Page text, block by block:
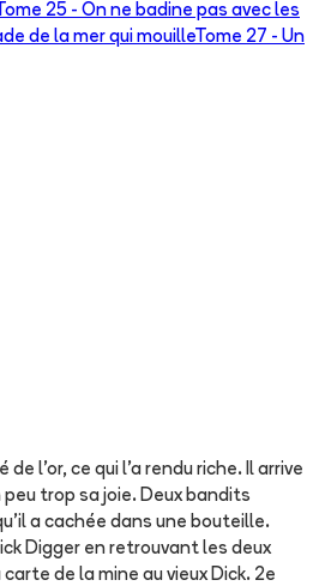
25 - On ne badine pas avec les
de la mer qui mouilleTome 27 - Un
de l'or, ce qui l'a rendu riche. Il arrive
trop sa joie. Deux bandits
a cachée dans une bouteille.
Digger en retrouvant les deux
de la mine au vieux Dick. 2e